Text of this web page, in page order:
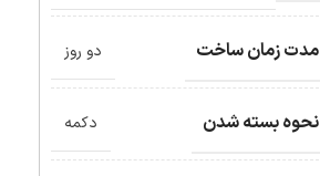
مدت زمان ساخت دو روز
نحوه بسته شدن دکمه